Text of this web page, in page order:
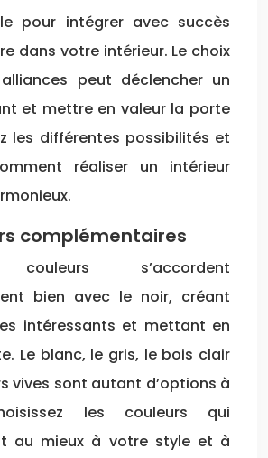
pour intégrer avec succès
dans votre intérieur. Le choix
peut déclencher un
et mettre en valeur la porte
les différentes possibilités et
réaliser un intérieur
complémentaires
couleurs s’accordent
bien avec le noir, créant
intéressants et mettant en
Le blanc, le gris, le bois clair
vives sont autant d’options à
les couleurs qui
au mieux à votre style et à